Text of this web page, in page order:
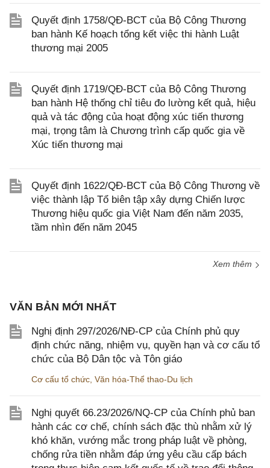
Quyết định 1758/QĐ-BCT của Bộ Công Thương
ban hành Kế hoạch tổng kết việc thi hành Luật
thương mại 2005
Quyết định 1719/QĐ-BCT của Bộ Công Thương
ban hành Hệ thống chỉ tiêu đo lường kết quả, hiệu
quả và tác động của hoạt động xúc tiến thương
mại, trọng tâm là Chương trình cấp quốc gia về
Xúc tiến thương mại
Quyết định 1622/QĐ-BCT của Bộ Công Thương về
việc thành lập Tổ biên tập xây dựng Chiến lược
Thương hiệu quốc gia Việt Nam đến năm 2035,
tầm nhìn đến năm 2045
Xem thêm
VĂN BẢN MỚI NHẤT
Nghị định 297/2026/NĐ-CP của Chính phủ quy
định chức năng, nhiệm vụ, quyền hạn và cơ cấu tổ
chức của Bộ Dân tộc và Tôn giáo
Cơ cấu tổ chức, Văn hóa-Thể thao-Du lịch
Nghị quyết 66.23/2026/NQ-CP của Chính phủ ban
hành các cơ chế, chính sách đặc thù nhằm xử lý
khó khăn, vướng mắc trong pháp luật về phòng,
chống rửa tiền nhằm đáp ứng yêu cầu cấp bách